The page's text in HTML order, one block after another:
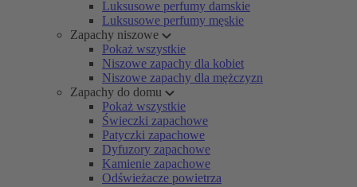
Luksusowe perfumy damskie
Luksusowe perfumy męskie
Zapachy niszowe
Pokaż wszystkie
Niszowe zapachy dla kobiet
Niszowe zapachy dla mężczyzn
Zapachy do domu
Pokaż wszystkie
Świeczki zapachowe
Patyczki zapachowe
Dyfuzory zapachowe
Kamienie zapachowe
Odświeżacze powietrza